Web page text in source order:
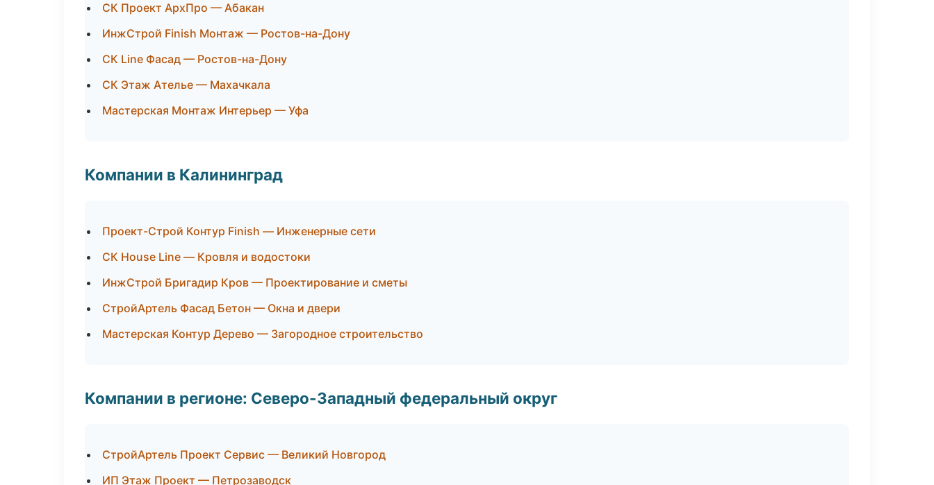
СК Проект АрхПро — Абакан
ИнжСтрой Finish Монтаж — Ростов-на-Дону
СК Line Фасад — Ростов-на-Дону
СК Этаж Ателье — Махачкала
Мастерская Монтаж Интерьер — Уфа
Компании в Калининград
Проект-Строй Контур Finish — Инженерные сети
СК House Line — Кровля и водостоки
ИнжСтрой Бригадир Кров — Проектирование и сметы
СтройАртель Фасад Бетон — Окна и двери
Мастерская Контур Дерево — Загородное строительство
Компании в регионе: Северо-Западный федеральный округ
СтройАртель Проект Сервис — Великий Новгород
ИП Этаж Проект — Петрозаводск